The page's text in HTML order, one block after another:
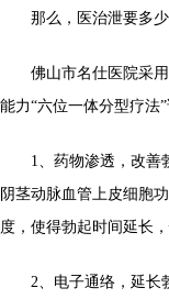
那么，医治泄要多少
佛山市名仕医院采用“
能力“六位一体分型疗法
1、药物渗透，改善勃
阴茎动脉血管上皮细胞
度，使得勃起时间延长
2、电子通络，延长勃